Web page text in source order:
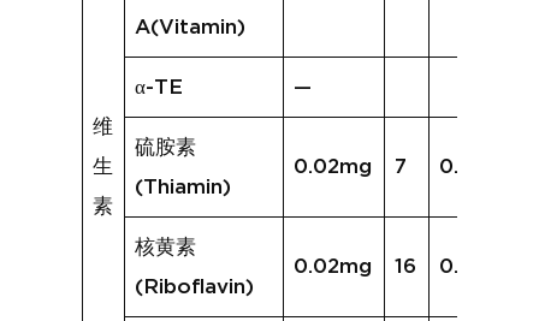
维
生
素
A(Vitamin)
α-TE —
硫胺素
(Thiamin)
0.02mg 7 0.03mg
核黄素
(Riboflavin)
0.02mg 16 0.08mg